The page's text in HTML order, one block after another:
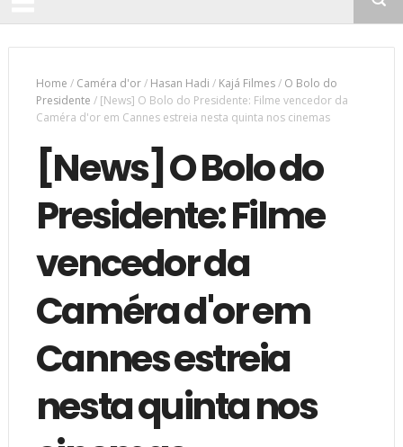
Home / Caméra d'or/ Hasan Hadi / Kajá Filmes/ O Bolo do
Presidente / [News] O Bolo do Presidente: Filme vencedor da
Caméra d'or em Cannes estreia nesta quinta nos cinemas
[News] O Bolo do
Presidente: Filme
vencedor da
Caméra d'or em
Cannes estreia
nesta quinta nos